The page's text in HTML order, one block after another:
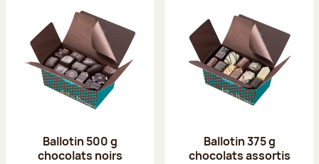
Ballotin 500 g
chocolats noirs
Ballotin 375 g
chocolats assortis